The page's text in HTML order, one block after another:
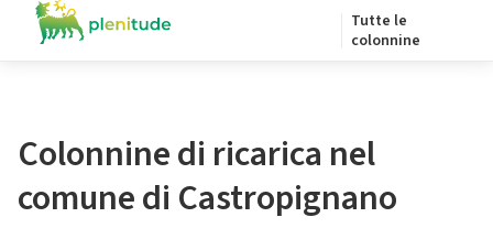
Tutte le
colonnine
Colonnine di ricarica nel
comune di Castropignano